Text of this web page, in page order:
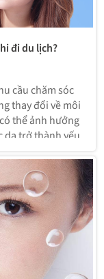
đi du lịch?
cầu chăm sóc
thay đổi về môi
thể ảnh hưởng
da trở thành yếu